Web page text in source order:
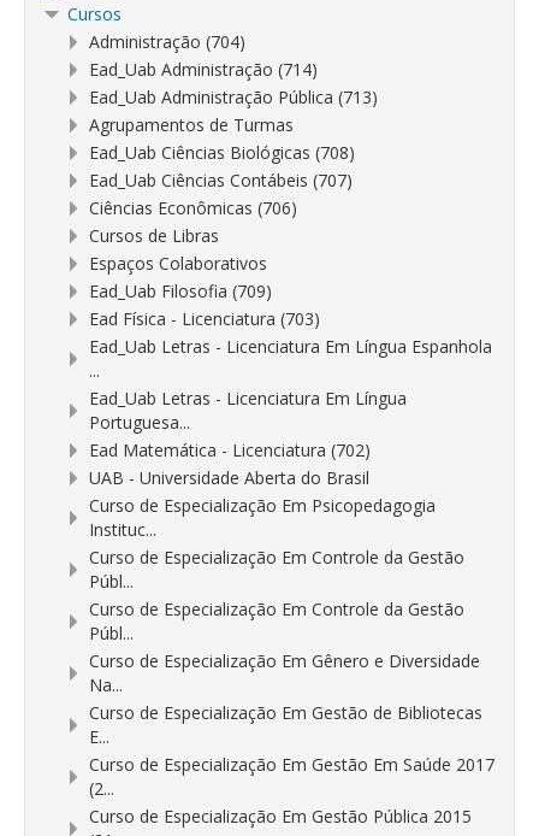
Cursos
Administração (704)
Ead_Uab Administração (714)
Ead_Uab Administração Pública (713)
Agrupamentos de Turmas
Ead_Uab Ciências Biológicas (708)
Ead_Uab Ciências Contábeis (707)
Ciências Econômicas (706)
Cursos de Libras
Espaços Colaborativos
Ead_Uab Filosofia (709)
Ead Física - Licenciatura (703)
Ead_Uab Letras - Licenciatura Em Língua Espanhola
...
Ead_Uab Letras - Licenciatura Em Língua
Portuguesa...
Ead Matemática - Licenciatura (702)
UAB - Universidade Aberta do Brasil
Curso de Especialização Em Psicopedagogia
Instituc...
Curso de Especialização Em Controle da Gestão
Públ...
Curso de Especialização Em Controle da Gestão
Públ...
Curso de Especialização Em Gênero e Diversidade
Na...
Curso de Especialização Em Gestão de Bibliotecas
E...
Curso de Especialização Em Gestão Em Saúde 2017
(2...
Curso de Especialização Em Gestão Pública 2015